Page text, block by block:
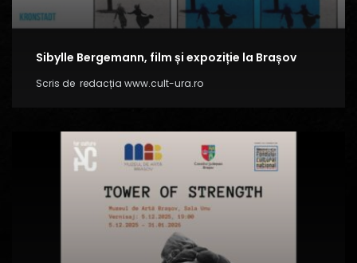
Sibylle Bergemann, film și expoziție la Brașov
Scris de redacția www.cult-ura.ro